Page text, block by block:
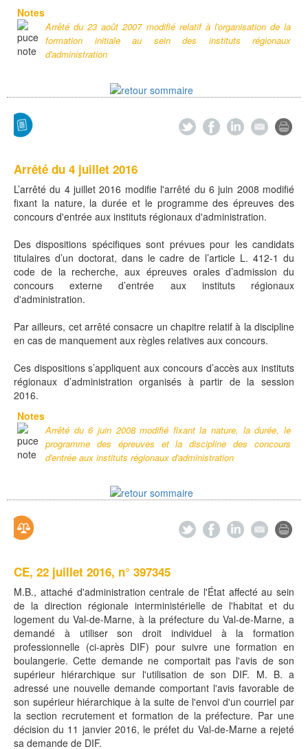
Notes
Arrêté du 23 août 2007 modifié relatif à l'organisation de la
formation initiale au sein des instituts régionaux
d'administration
Arrêté du 4 juillet 2016
L’arrêté du 4 juillet 2016 modifie l'arrêté du 6 juin 2008 modifié
fixant la nature, la durée et le programme des épreuves des
concours d'entrée aux instituts régionaux d'administration.
Des dispositions spécifiques sont prévues pour les candidats
titulaires d’un doctorat, dans le cadre de l’article L. 412-1 du
code de la recherche, aux épreuves orales d’admission du
concours externe d’entrée aux instituts régionaux
d'administration.
Par ailleurs, cet arrêté consacre un chapitre relatif à la discipline
en cas de manquement aux règles relatives aux concours.
Ces dispositions s’appliquent aux concours d’accès aux instituts
régionaux d’administration organisés à partir de la session
2016.
Notes
Arrêté du 6 juin 2008 modifié fixant la nature, la durée, le
programme des épreuves et la discipline des concours
d'entrée aux instituts régionaux d'administration
CE, 22 juillet 2016, n° 397345
M.B., attaché d'administration centrale de l'État affecté au sein
de la direction régionale interministérielle de l'habitat et du
logement du Val-de-Marne, à la préfecture du Val-de-Marne, a
demandé à utiliser son droit individuel à la formation
professionnelle (ci-après DIF) pour suivre une formation en
boulangerie. Cette demande ne comportait pas l'avis de son
supérieur hiérarchique sur l'utilisation de son DIF. M. B. a
adressé une nouvelle demande comportant l'avis favorable de
son supérieur hiérarchique à la suite de l'envoi d'un courriel par
la section recrutement et formation de la préfecture. Par une
décision du 11 janvier 2016, le préfet du Val-de-Marne a rejeté
sa demande de DIF.